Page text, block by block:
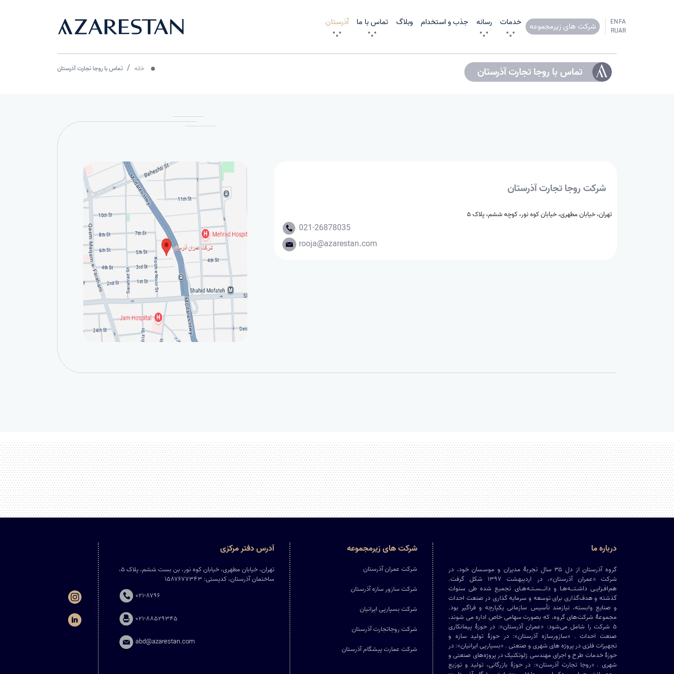
FA
AR
EN
RU
شرکت‌ های زیرمجموعه خدمات رسانه جذب و استخدام وبلاگ تماس با ما آذرستان
تماس با روجا تجارت آذرستان خانه تماس با روجا تجارت آذرستان
شرکت روجا تجارت آذرستان
تهران، خیابان مطهری، خیابان کوه نور، کوچه ششم، پلاک ۵
021-26878035
rooja@azarestan.com
درباره ما
گروه آذرستان از دل ۳۵ سال تجربۀ مدیران و موسسان خود، در
شرکت «عمران آذرستان»، در اردیبهشت ۱۳۹۷ شکل گرفت.
هم‌افـزایـی داشـتــه‌هـا و دانــسـتـه‌هـای تجمیع شده طی سنوات
گذشته و هدف‌گذاری برای توسعه و سرمایه گذاری در صنعت احداث
و صنایع وابسته، نیازمند تأسیس سازمانی یکپارچه و فراگیر بود.
مجموعۀ شرکت‌های گروه، که بصورت سهامی خاص اداره می شوند،
۵ شرکت را شامل می‌شود: «عمران آذرستان»: در حوزۀ پیمانکاری
صنعت احداث . «سازورسازه آذرستان»: در حوزۀ تولید سازه و
تجهیزات فلزی در پروژه های شهری و صنعتی . «بسپارپی ایرانیان»: در
حوزۀ خدمات طرح و اجرای مهندسی ژئوتکنیک در پروژه‌های صنعتی و
شهری . «روجا تجارت آذرستان»: در حوزۀ بازرگانی، تولید و توزیع
شرکت‌ های زیرمجموعه
شرکت عمران آذرستان
شرکت سازور سازه آذرستان
شرکت بسپارپی ایرانیان
شرکت روجاتجارت آذرستان
شرکت عمارت پیشگام آذرستان
آدرس دفتر مرکزی
تهران، خیابان مطهری، خیابان کوه نور، بن بست ششم، پلاک ۵،
ساختمان آذرستان، کدپستی: ۱۵۸۷۶۷۷۳۴۳
۰۲۱-۸۷۹۶
۰۲۱-۸۸۵۲۹۳۴۵
abd@azarestan.com